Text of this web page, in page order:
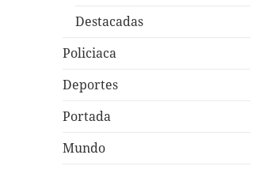
Destacadas
Policiaca
Deportes
Portada
Mundo